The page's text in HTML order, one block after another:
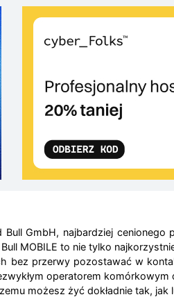
Bull GmbH, najbardziej
MOBILE to nie tylko
bez przerwy pozostawać w
operatorem
możesz żyć dokładnie tak, jak